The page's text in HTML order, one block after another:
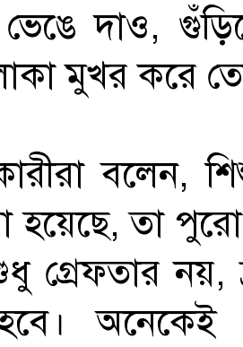
ভেঙে দাও,
মুখর করে
বলেন,
হয়েছে, তা
গ্রেফতার নয়,
অনেকেই